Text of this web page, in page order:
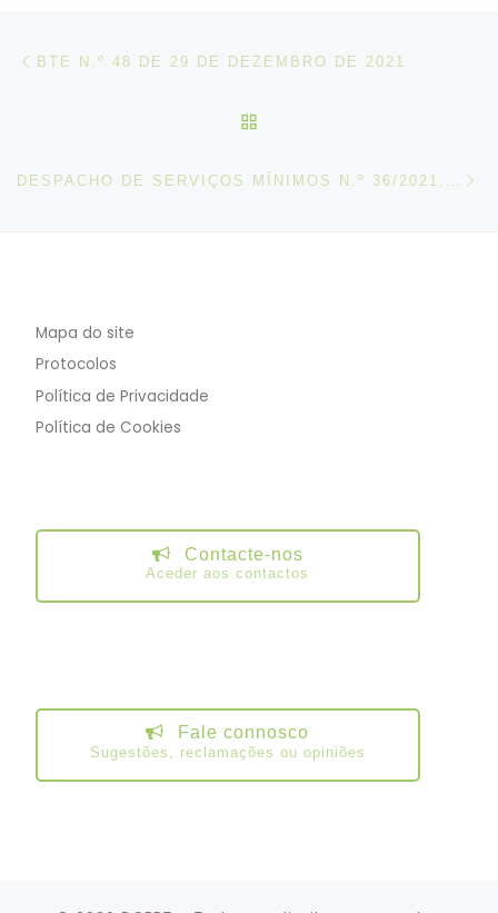
Post navigation
BTE N.º 48 DE 29 DE DEZEMBRO DE 2021
Mapa do site
Protocolos
Política de Privacidade
Política de Cookies
Contacte-nos
Aceder aos contactos
Fale connosco
Sugestões, reclamações ou opiniões